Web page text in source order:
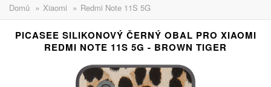
Domů » Xiaomi » Redmi Note 11S 5G
PICASEE SILIKONOVÝ ČERNÝ OBAL PRO XIAOMI
REDMI NOTE 11S 5G - BROWN TIGER